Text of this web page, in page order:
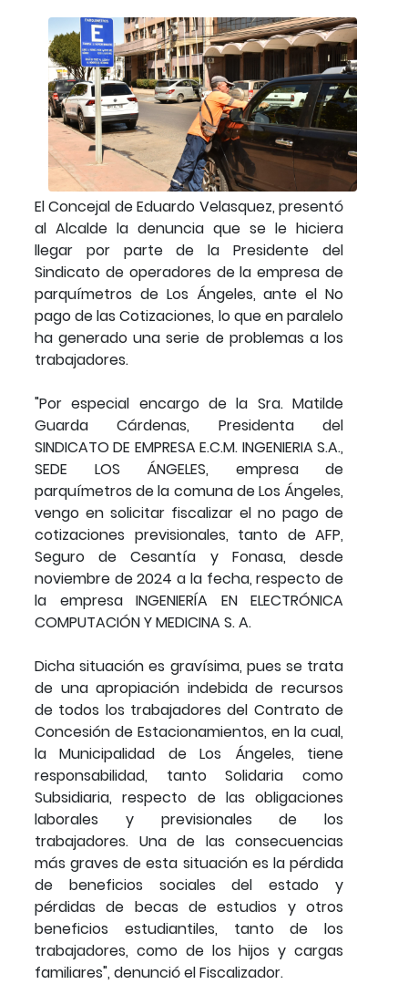
El Concejal de Eduardo Velasquez, presentó
al Alcalde la denuncia que se le hiciera
llegar por parte de la Presidente del
Sindicato de operadores de la empresa de
parquímetros de Los Ángeles, ante el No
pago de las Cotizaciones, lo que en paralelo
ha generado una serie de problemas a los
trabajadores.
"Por especial encargo de la Sra. Matilde
Guarda Cárdenas, Presidenta del
SINDICATO DE EMPRESA E.C.M. INGENIERIA S.A.,
SEDE LOS ÁNGELES, empresa de
parquímetros de la comuna de Los Ángeles,
vengo en solicitar fiscalizar el no pago de
cotizaciones previsionales, tanto de AFP,
Seguro de Cesantía y Fonasa, desde
noviembre de 2024 a la fecha, respecto de
la empresa INGENIERÍA EN ELECTRÓNICA
COMPUTACIÓN Y MEDICINA S. A.
Dicha situación es gravísima, pues se trata
de una apropiación indebida de recursos
de todos los trabajadores del Contrato de
Concesión de Estacionamientos, en la cual,
la Municipalidad de Los Ángeles, tiene
responsabilidad, tanto Solidaria como
Subsidiaria, respecto de las obligaciones
laborales y previsionales de los
trabajadores. Una de las consecuencias
más graves de esta situación es la pérdida
de beneficios sociales del estado y
pérdidas de becas de estudios y otros
beneficios estudiantiles, tanto de los
trabajadores, como de los hijos y cargas
familiares", denunció el Fiscalizador.